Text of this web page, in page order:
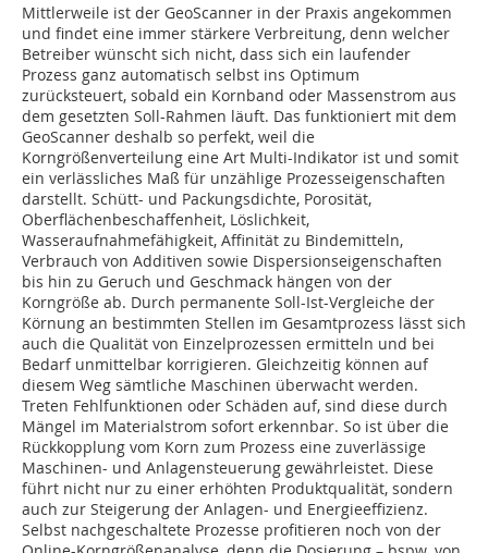
Mittlerweile ist der GeoScanner in der Praxis angekommen
und findet eine immer stärkere Verbreitung, denn welcher
Betreiber wünscht sich nicht, dass sich ein laufender
Prozess ganz automatisch selbst ins Optimum
zurücksteuert, sobald ein Kornband oder Massenstrom aus
dem gesetzten Soll-Rahmen läuft. Das funktioniert mit dem
GeoScanner deshalb so perfekt, weil die
Korngrößenverteilung eine Art Multi-Indikator ist und somit
ein verlässliches Maß für unzählige Prozesseigenschaften
darstellt. Schütt- und Packungsdichte, Porosität,
Oberflächenbeschaffenheit, Löslichkeit,
Wasseraufnahmefähigkeit, Affinität zu Bindemitteln,
Verbrauch von Additiven sowie Dispersionseigenschaften
bis hin zu Geruch und Geschmack hängen von der
Korngröße ab. Durch permanente Soll-Ist-Vergleiche der
Körnung an bestimmten Stellen im Gesamtprozess lässt sich
auch die Qualität von Einzelprozessen ermitteln und bei
Bedarf unmittelbar korrigieren. Gleichzeitig können auf
diesem Weg sämtliche Maschinen überwacht werden.
Treten Fehlfunktionen oder Schäden auf, sind diese durch
Mängel im Materialstrom sofort erkennbar. So ist über die
Rückkopplung vom Korn zum Prozess eine zuverlässige
Maschinen- und Anlagensteuerung gewährleistet. Diese
führt nicht nur zu einer erhöhten Produktqualität, sondern
auch zur Steigerung der Anlagen- und Energieeffizienz.
Selbst nachgeschaltete Prozesse profitieren noch von der